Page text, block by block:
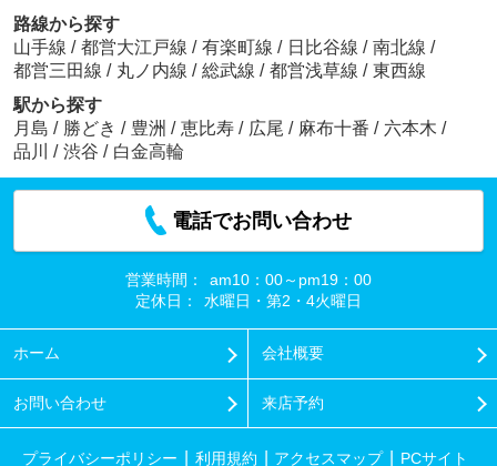
路線から探す
山手線 / 都営大江戸線 / 有楽町線 / 日比谷線 / 南北線 /
都営三田線 / 丸ノ内線 / 総武線 / 都営浅草線 / 東西線
駅から探す
月島 / 勝どき / 豊洲 / 恵比寿 / 広尾 / 麻布十番 / 六本木 /
品川
/ 渋谷 / 白金高輪
電話でお問い合わせ
営業時間：
am10：00～pm19：00
定休日：
水曜日・第2・4火曜日
ホーム 会社概要
お問い合わせ 来店予約
プライバシーポリシー 利用規約 アクセスマップ PCサイト